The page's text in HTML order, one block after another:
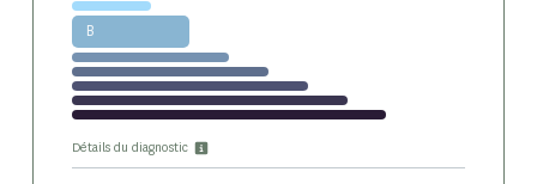
B
Détails du diagnostic